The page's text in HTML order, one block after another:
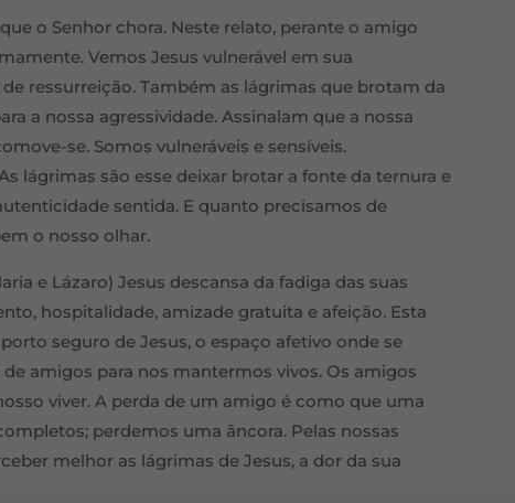
o Senhor chora. Neste relato, perante o amigo
Vemos Jesus vulnerável em sua
ressurreição. Também as lágrimas que brotam da
a nossa agressividade. Assinalam que a nossa
se. Somos vulneráveis e sensíveis.
lágrimas são esse deixar brotar a fonte da ternura e
sentida. E quanto precisamos de
o nosso olhar.
e Lázaro) Jesus descansa da fadiga das suas
hospitalidade, amizade gratuita e afeição. Esta
seguro de Jesus, o espaço afetivo onde se
amigos para nos mantermos vivos. Os amigos
viver. A perda de um amigo é como que uma
perdemos uma âncora. Pelas nossas
melhor as lágrimas de Jesus, a dor da sua